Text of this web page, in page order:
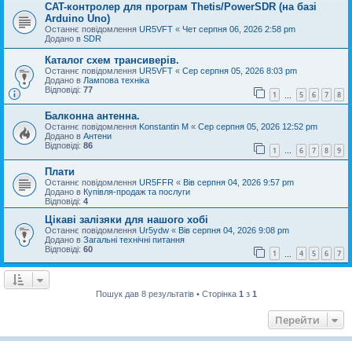
CAT-контролер для програм Thetis/PowerSDR (на базі
Arduino Uno)
Останнє повідомлення UR5VFT « Чет серпня 06, 2026 2:58 pm
Додано в SDR
Каталог схем трансиверів.
Останнє повідомлення UR5VFT « Сер серпня 05, 2026 8:03 pm
Додано в Лампова техніка
Відповіді: 77 1 5 6 7 8
Балконна антенна.
Останнє повідомлення Konstantin M « Сер серпня 05, 2026 12:52 pm
Додано в Антени
Відповіді: 86 1 … 6 7 8 9
Плати
Останнє повідомлення UR5FFR « Вів серпня 04, 2026 9:57 pm
Додано в Купівля-продаж та послуги
Відповіді: 4
Цікаві залізяки для нашого хобі
Останнє повідомлення Ur5ydw « Вів серпня 04, 2026 9:08 pm
Додано в Загальні технічні питання
Відповіді: 60 1 4 5 6 7
Пошук дав 8 результатів • Сторінка 1 з 1
Перейти